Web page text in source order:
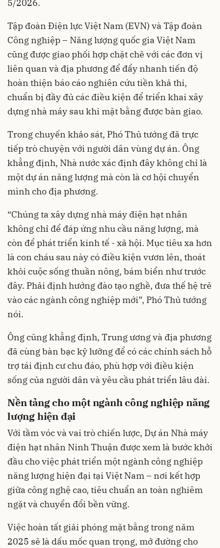
5/2026.
Tập đoàn Điện lực Việt Nam (EVN) và Tập đoàn
Công nghiệp – Năng lượng quốc gia Việt Nam
cũng được giao phối hợp chặt chẽ với các đơn vị
liên quan và địa phương để đẩy nhanh tiến độ
hoàn thiện báo cáo nghiên cứu tiền khả thi,
chuẩn bị đầy đủ các điều kiện để triển khai xây
dựng nhà máy sau khi mặt bằng được bàn giao.
Trong chuyến khảo sát, Phó Thủ tướng đã trực
tiếp trò chuyện với người dân vùng dự án. Ông
khẳng định, Nhà nước xác định đây không chỉ là
một dự án năng lượng mà còn là cơ hội chuyển
mình cho địa phương.
“Chúng ta xây dựng nhà máy điện hạt nhân
không chỉ để đáp ứng nhu cầu năng lượng, mà
còn để phát triển kinh tế - xã hội. Mục tiêu xa hơn
là con cháu sau này có điều kiện vươn lên, thoát
khỏi cuộc sống thuần nông, bám biển như trước
đây. Phải định hướng đào tạo nghề, đưa thế hệ trẻ
vào các ngành công nghiệp mới”, Phó Thủ tướng
nói.
Ông cũng khẳng định, Trung ương và địa phương
đã cùng bàn bạc kỹ lưỡng để có các chính sách hỗ
trợ tái định cư chu đáo, phù hợp với điều kiện
sống của người dân và yêu cầu phát triển lâu dài.
Nền tảng cho một ngành công nghiệp năng
lượng hiện đại
Với tầm vóc và vai trò chiến lược, Dự án Nhà máy
điện hạt nhân Ninh Thuận được xem là bước khởi
đầu cho việc phát triển một ngành công nghiệp
năng lượng hiện đại tại Việt Nam – nơi kết hợp
giữa công nghệ cao, tiêu chuẩn an toàn nghiêm
ngặt và chuyển đổi bền vững.
Việc hoàn tất giải phóng mặt bằng trong năm
2025 sẽ là dấu mốc quan trọng, mở đường cho